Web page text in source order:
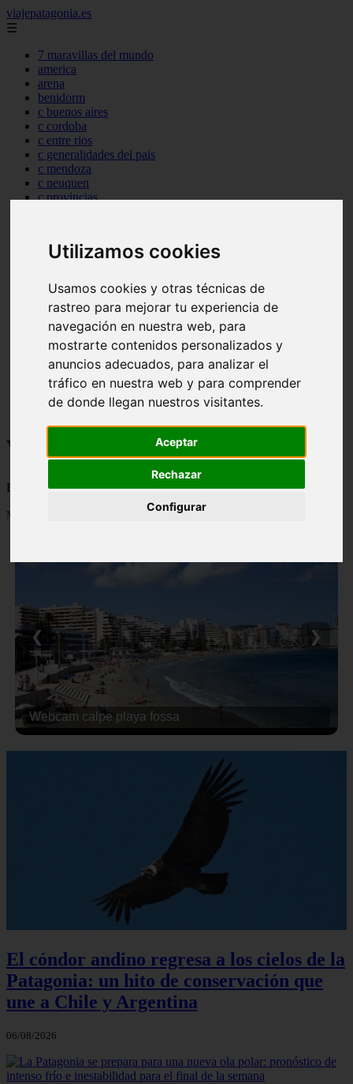
Utilizamos cookies
Usamos cookies y otras técnicas de
rastreo para mejorar tu experiencia de
navegación en nuestra web, para
mostrarte contenidos personalizados y
anuncios adecuados, para analizar el
tráfico en nuestra web y para comprender
de donde llegan nuestros visitantes.
Aceptar
Rechazar
Configurar
viajepatagonia.es
☰
7 maravillas del mundo
america
arena
benidorm
c buenos aires
c cordoba
c entre rios
c generalidades del pais
c mendoza
c neuquen
c provincias
c tucuman
carmen
category
destinos
gijon
lanzarote
live
monumentos
naturaleza
san
tenerife
Viajes a la Patagonia
Blog sobre la Patagonia en particular y sobre turismo en general
Mostrando 1 - 24 de 478 artículos
Webcam calpe playa fossa
❮ ❯
El cóndor andino regresa a los cielos de la
Patagonia: un hito de conservación que
une a Chile y Argentina
06/08/2026